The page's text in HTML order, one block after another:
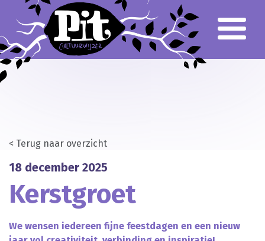
Over Pit
Team
Klankbordgroep
Verantwoording
Cursusaanbod
Culturele partners
< Terug naar overzicht
18 december 2025
Kerstgroet
We wensen iedereen fijne feestdagen en een nieuw